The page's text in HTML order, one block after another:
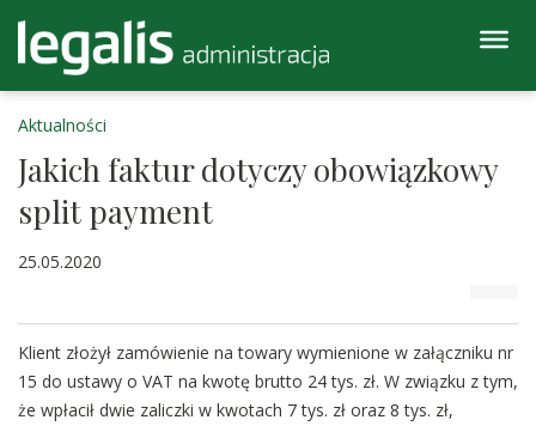
Aktualności
Jakich faktur dotyczy obowiązkowy
split payment
25.05.2020
Klient złożył zamówienie na towary wymienione w załączniku nr
15 do ustawy o VAT na kwotę brutto 24 tys. zł. W związku z tym,
że wpłacił dwie zaliczki w kwotach 7 tys. zł oraz 8 tys. zł,